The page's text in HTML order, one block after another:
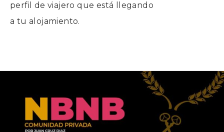
perfil de viajero que está llegando
a tu alojamiento.